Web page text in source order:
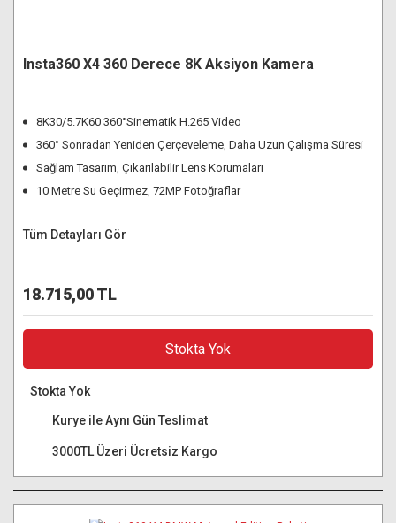
Insta360 X4 360 Derece 8K Aksiyon Kamera
8K30/5.7K60 360°Sinematik H.265 Video
360° Sonradan Yeniden Çerçeveleme, Daha Uzun Çalışma Süresi
Sağlam Tasarım, Çıkarılabilir Lens Korumaları
10 Metre Su Geçirmez, 72MP Fotoğraflar
Tüm Detayları Gör
18.715,00 TL
Stokta Yok
Stokta Yok
Kurye ile Aynı Gün Teslimat
3000TL Üzeri Ücretsiz Kargo